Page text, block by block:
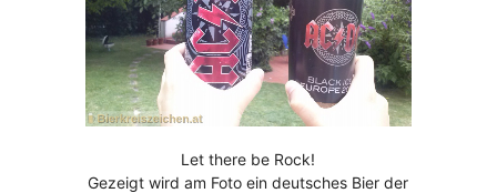
Let there be Rock!
Gezeigt wird am Foto ein deutsches Bier der